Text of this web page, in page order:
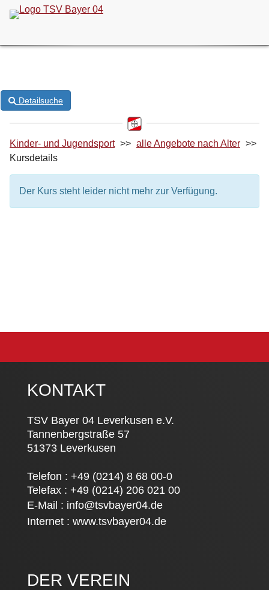
Detailsuche
Kinder- und Jugendsport >> alle Angebote nach Alter >>
Kursdetails
Der Kurs steht leider nicht mehr zur Verfügung.
KONTAKT
TSV Bayer 04 Leverkusen e.V.
Tannenbergstraße 57
51373 Leverkusen
Telefon : +49 (0214) 8 68 00-0
Telefax : +49 (0214) 206 021 00
E-Mail : info@tsvbayer04.de
Internet : www.tsvbayer04.de
DER VEREIN